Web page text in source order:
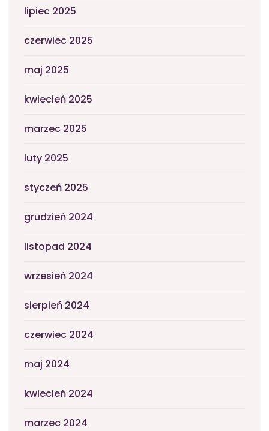
lipiec 2025
czerwiec 2025
maj 2025
kwiecień 2025
marzec 2025
luty 2025
styczeń 2025
grudzień 2024
listopad 2024
wrzesień 2024
sierpień 2024
czerwiec 2024
maj 2024
kwiecień 2024
marzec 2024